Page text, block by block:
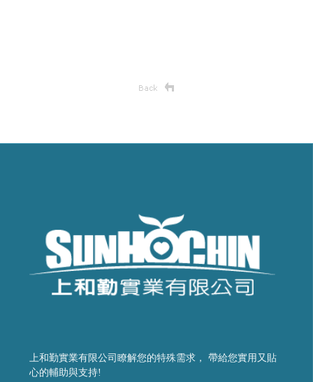
上和勤實業有限公司瞭解您的特殊需求， 帶給您實用又貼
心的輔助與支持!